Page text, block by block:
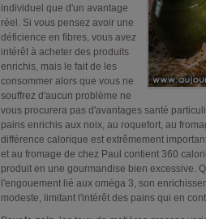
individuel que d'un avantage
réel. Si vous pensez avoir une
déficience en fibres, vous avez
intérêt à acheter des produits
enrichis, mais le fait de les
consommer alors que vous ne
souffrez d'aucun problème ne
vous procurera pas d'avantages santé
pains enrichis aux noix, au roquefort, au
différence calorique est extrêmement
et au fromage de chez Paul contient 360
produit en une gourmandise bien excessive.
l'engouement lié aux oméga 3, son
modeste, limitant l'intérêt des pains qui en